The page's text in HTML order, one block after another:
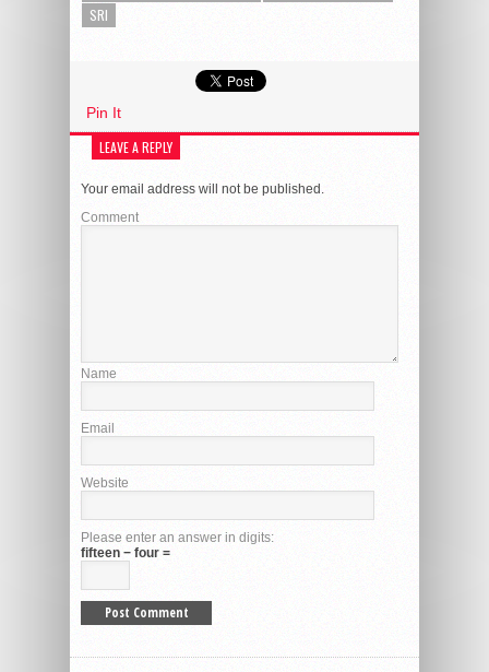
SRI
Pin It
LEAVE A REPLY
Your email address will not be published.
Comment
Name
Email
Website
Please enter an answer in digits:
fifteen − four =